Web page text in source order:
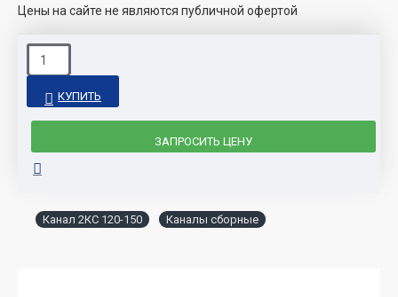
Цены на сайте не являются публичной офертой
КУПИТЬ
ЗАПРОСИТЬ ЦЕНУ
Канал 2КС 120-150 Каналы сборные